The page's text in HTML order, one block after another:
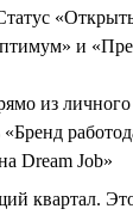
и
из личного
Dream Job»
квартал.